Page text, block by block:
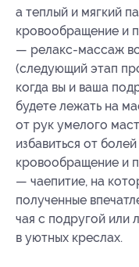
а теплый и мягкий
кровообращение и
— релакс-массаж
(следующий этап
когда вы и ваша
будете лежать на
от рук умелого
избавиться от
кровообращение и
— чаепитие, на
полученные
чая с подругой
в уютных креслах.